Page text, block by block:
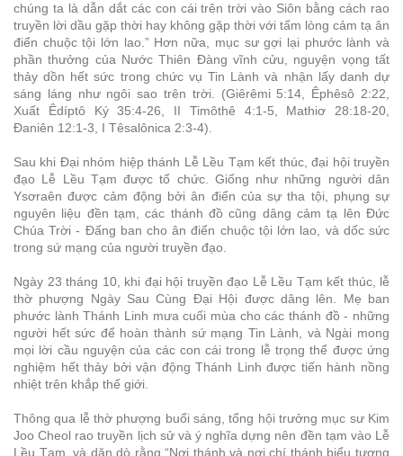
chúng ta là dẫn dắt các con cái trên trời vào Siôn bằng cách rao
truyền lời dầu gặp thời hay không gặp thời với tấm lòng cảm tạ ân
điển chuộc tội lớn lao.” Hơn nữa, mục sư gợi lại phước lành và
phần thưởng của Nước Thiên Đàng vĩnh cửu, nguyện vọng tất
thảy dồn hết sức trong chức vụ Tin Lành và nhận lấy danh dự
sáng láng như ngôi sao trên trời. (Giêrêmi 5:14, Êphêsô 2:22,
Xuất Êdíptô Ký 35:4-26, II Timôthê 4:1-5, Mathiơ 28:18-20,
Đaniên 12:1-3, I Têsalônica 2:3-4).
Sau khi Đại nhóm hiệp thánh Lễ Lều Tạm kết thúc, đại hội truyền
đạo Lễ Lều Tạm được tổ chức. Giống như những người dân
Ysơraên được cảm động bởi ân điển của sự tha tội, phụng sự
nguyên liệu đền tạm, các thánh đồ cũng dâng cảm tạ lên Đức
Chúa Trời - Đấng ban cho ân điển chuộc tội lớn lao, và dốc sức
trong sứ mạng của người truyền đạo.
Ngày 23 tháng 10, khi đại hội truyền đạo Lễ Lều Tạm kết thúc, lễ
thờ phượng Ngày Sau Cùng Đại Hội được dâng lên. Mẹ ban
phước lành Thánh Linh mưa cuối mùa cho các thánh đồ - những
người hết sức để hoàn thành sứ mạng Tin Lành, và Ngài mong
mọi lời cầu nguyện của các con cái trong lễ trọng thể được ứng
nghiệm hết thảy bởi vận động Thánh Linh được tiến hành nồng
nhiệt trên khắp thế giới.
Thông qua lễ thờ phượng buổi sáng, tổng hội trưởng mục sư Kim
Joo Cheol rao truyền lịch sử và ý nghĩa dựng nên đền tạm vào Lễ
Lều Tạm, và dặn dò rằng “Nơi thánh và nơi chí thánh biểu tượng